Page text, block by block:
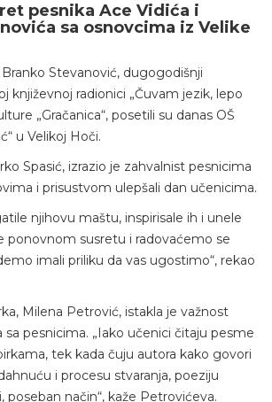
pesnika Ace Vidića i
sa osnovcima iz Velike
Stevanović, dugogodišnji
književnoj radionici „Čuvam jezik, lepo
„Gračanica“, posetili su danas OŠ
u Velikoj Hoči.
Spasić, izrazio je zahvalnist pesnicima
i prisustvom ulepšali dan učenicima.
njihovu maštu, inspirisale ih i unele
ponovnom susretu i radovaćemo se
imali priliku da vas ugostimo“, rekao
Milena Petrović, istakla je važnost
sa pesnicima. „Iako učenici čitaju pesme
tek kada čuju autora kako govori
i procesu stvaranja, poeziju
poseban način“, kaže Petrovićeva.